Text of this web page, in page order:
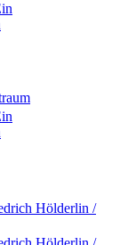
Hölderlin /